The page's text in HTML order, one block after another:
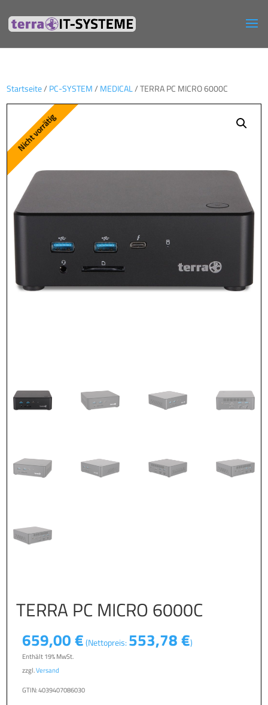
Startseite/ PC-SYSTEM/ MEDICAL/ TERRA PC MICRO 6000C
TERRA PC MICRO 6000C
659,00€ (Nettopreis: 553,78€)
Enthält 19% MwSt.
zzgl.Versand
GTIN: 4039407086030